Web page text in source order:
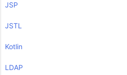
JSP
JSTL
Kotlin
LDAP